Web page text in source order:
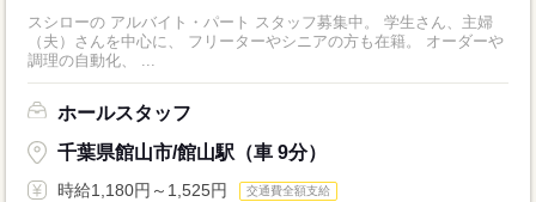
スシローの アルバイト・パート スタッフ募集中。 学生さん、主婦
（夫）さんを中心に、 フリーターやシニアの方も在籍。 オーダーや
調理の自動化、 ...
ホールスタッフ
千葉県館山市/館山駅（車 9分）
時給1,180円～1,525円 交通費全額支給